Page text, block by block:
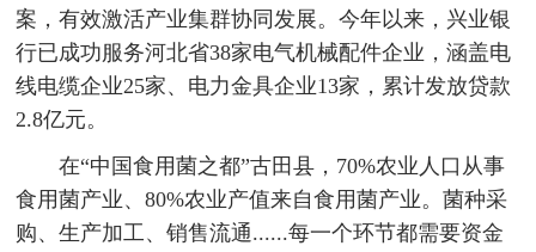
案，有效激活产业集群协同发展。今年以来，兴业银
行已成功服务河北省38家电气机械配件企业，涵盖电
线电缆企业25家、电力金具企业13家，累计发放贷款
2.8亿元。
在“中国食用菌之都”古田县，70%农业人口从事
食用菌产业、80%农业产值来自食用菌产业。菌种采
购、生产加工、销售流通......每一个环节都需要资金